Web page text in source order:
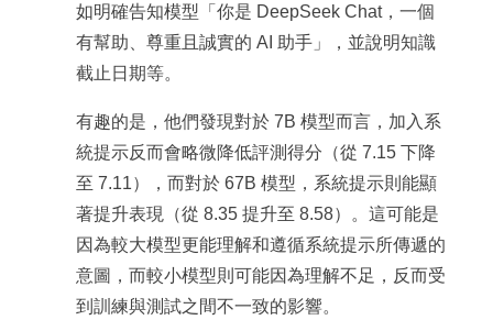
如明確告知模型「你是 DeepSeek Chat，一個
有幫助、尊重且誠實的 AI 助手」，並說明知識
截止日期等。
有趣的是，他們發現對於 7B 模型而言，加入系
統提示反而會略微降低評測得分（從 7.15 下降
至 7.11），而對於 67B 模型，系統提示則能顯
著提升表現（從 8.35 提升至 8.58）。這可能是
因為較大模型更能理解和遵循系統提示所傳遞的
意圖，而較小模型則可能因為理解不足，反而受
到訓練與測試之間不一致的影響。